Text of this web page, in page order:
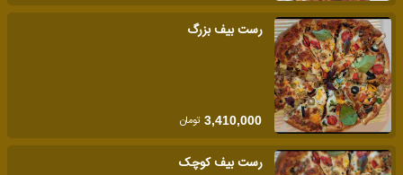
رست بیف بزرگ
3,410,000 تومان
رست بیف کوچک